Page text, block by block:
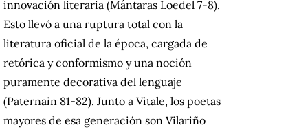
innovación literaria (Mántaras Loedel 7-8).
Esto llevó a una ruptura total con la
literatura oficial de la época, cargada de
retórica y conformismo y una noción
puramente decorativa del lenguaje
(Paternain 81-82). Junto a Vitale, los poetas
mayores de esa generación son Vilariño